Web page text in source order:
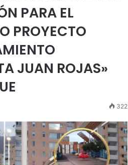
PARA EL
PROYECTO
JUAN ROJAS»
322